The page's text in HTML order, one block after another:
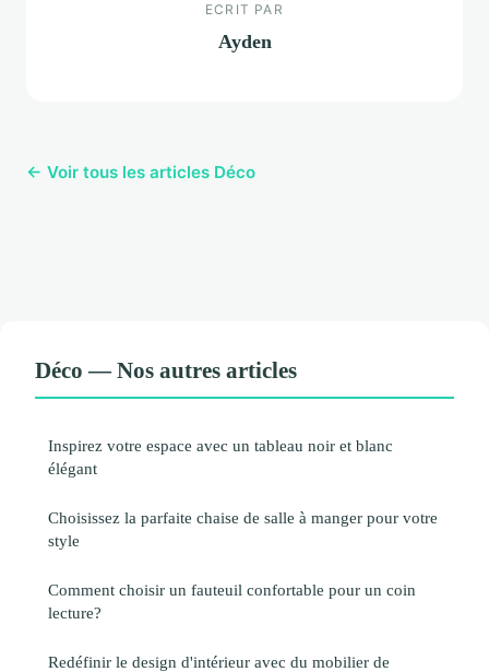
ECRIT PAR
Ayden
← Voir tous les articles Déco
Déco — Nos autres articles
Inspirez votre espace avec un tableau noir et blanc
élégant
Choisissez la parfaite chaise de salle à manger pour votre
style
Comment choisir un fauteuil confortable pour un coin
lecture?
Redéfinir le design d'intérieur avec du mobilier de